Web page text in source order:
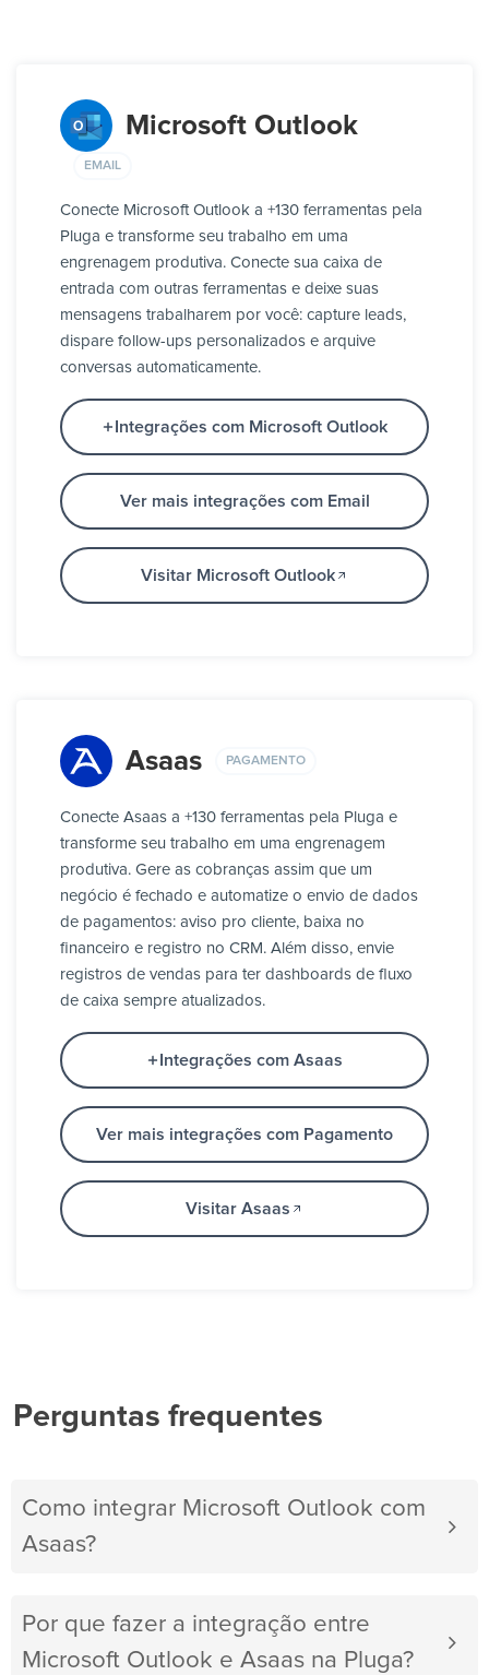
Microsoft Outlook
EMAIL
Conecte Microsoft Outlook a +130 ferramentas pela
Pluga e transforme seu trabalho em uma
engrenagem produtiva. Conecte sua caixa de
entrada com outras ferramentas e deixe suas
mensagens trabalharem por você: capture leads,
dispare follow-ups personalizados e arquive
conversas automaticamente.
Integrações com Microsoft Outlook
Ver mais integrações com Email
Visitar Microsoft Outlook
Asaas PAGAMENTO
Conecte Asaas a +130 ferramentas pela Pluga e
transforme seu trabalho em uma engrenagem
produtiva. Gere as cobranças assim que um
negócio é fechado e automatize o envio de dados
de pagamentos: aviso pro cliente, baixa no
financeiro e registro no CRM. Além disso, envie
registros de vendas para ter dashboards de fluxo
de caixa sempre atualizados.
Integrações com Asaas
Ver mais integrações com Pagamento
Visitar Asaas
Perguntas frequentes
Como integrar Microsoft Outlook com
Asaas?
Por que fazer a integração entre
Microsoft Outlook e Asaas na Pluga?